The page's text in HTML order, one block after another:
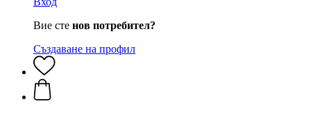
Вие сте нов потребител?
Създаване на профил